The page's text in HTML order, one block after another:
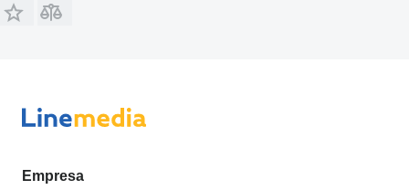
Empresa